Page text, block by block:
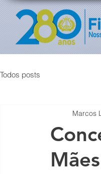
Todos posts
Marcos